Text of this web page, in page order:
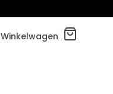
Winkelwagen